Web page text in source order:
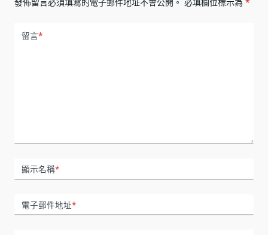
留言*
顯示名稱*
電子郵件地址*